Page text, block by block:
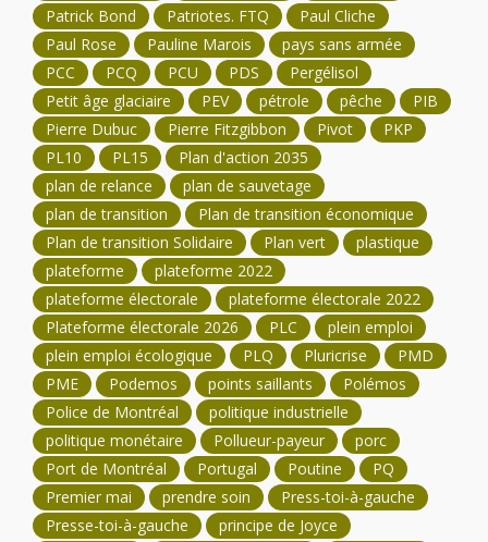
Patrick Bond
Patriotes. FTQ
Paul Cliche
Paul Rose
Pauline Marois
pays sans armée
PCC
PCQ PCU PDS
Pergélisol
Petit âge glaciaire
PEV pétrole pêche
PIB
Pierre Dubuc
Pierre Fitzgibbon Pivot
PKP
PL10
PL15
Plan d'action 2035
plan de relance
plan de sauvetage
plan de transition
Plan de transition économique
Plan de transition Solidaire
Plan vert
plastique
plateforme
plateforme 2022
plateforme électorale
plateforme électorale 2022
Plateforme électorale 2026
PLC
plein emploi
plein emploi écologique
PLQ Pluricrise
PMD
PME
Podemos points saillants
Polémos
Police de Montréal
politique industrielle
politique monétaire
Pollueur-payeur
porc
Port de Montréal
Portugal Poutine
PQ
Premier mai
prendre soin
Press-toi-à-gauche
Presse-toi-à-gauche
principe de Joyce